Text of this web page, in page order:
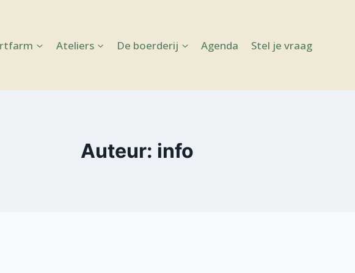
Ateliers De boerderij Agenda Stel je vraag
Auteur: info